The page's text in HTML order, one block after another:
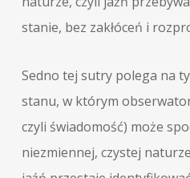
stanie, bez zakłóceń i
Sedno tej sutry polega na
stanu, w którym
czyli świadomość) może
niezmiennej, czystej